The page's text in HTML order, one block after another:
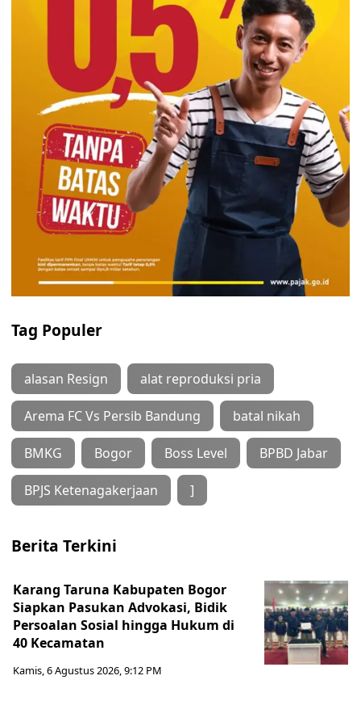
Tag Populer
alasan Resign alat reproduksi pria
Arema FC Vs Persib Bandung batal nikah
BMKG Bogor Boss Level BPBD Jabar
BPJS Ketenagakerjaan ]
Berita Terkini
Karang Taruna Kabupaten Bogor
Siapkan Pasukan Advokasi, Bidik
Persoalan Sosial hingga Hukum di
40 Kecamatan
Kamis, 6 Agustus 2026, 9:12 PM